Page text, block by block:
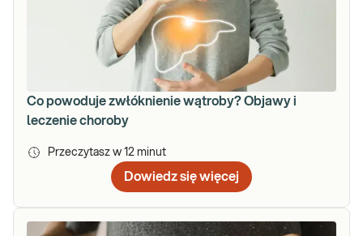
Co powoduje zwłóknienie wątroby? Objawy i
leczenie choroby
Przeczytasz w 12 minut
Dowiedz się więcej